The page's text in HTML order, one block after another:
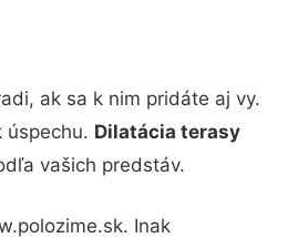
ak sa k nim pridáte aj vy.
úspechu. Dilatácia terasy
vašich predstáv.
Inak